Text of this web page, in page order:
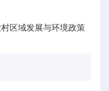
区域发展与环境政策